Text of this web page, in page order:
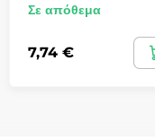
Σε απόθεμα
7,74 €